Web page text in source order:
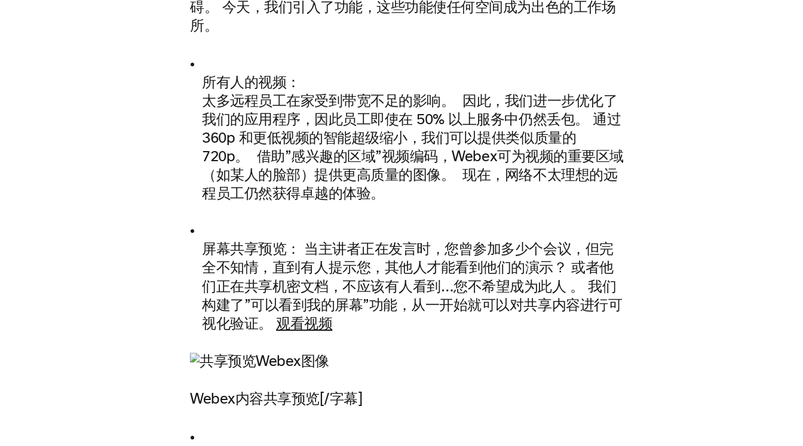
碍。 今天，我们引入了功能，这些功能使任何空间成为出色的工作场
所。
所有人的视频：
太多远程员工在家受到带宽不足的影响。 因此，我们进一步优化了
我们的应用程序，因此员工即使在 50% 以上服务中仍然丢包。 通过
360p 和更低视频的智能超级缩小，我们可以提供类似质量的
720p。 借助”感兴趣的区域”视频编码，Webex可为视频的重要区域
（如某人的脸部）提供更高质量的图像。 现在，网络不太理想的远
程员工仍然获得卓越的体验。
屏幕共享预览 ：
当主讲者正在发言时，您曾参加多少个会议，但完
全不知情，直到有人提示您，其他人才能看到他们的演示？ 或者他
们正在共享机密文档，不应该有人看到…您不希望成为此人 。
我们
构建了”可以看到我的屏幕”功能，从一开始就可以对共享内容进行可
视化验证。 观看视频
Webex内容共享预览[/字幕]